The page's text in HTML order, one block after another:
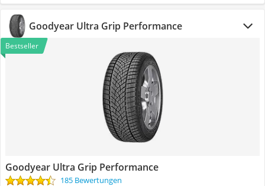
Goodyear Ultra Grip Performance
Bestseller
Goodyear Ultra Grip Performance
185 Bewertungen